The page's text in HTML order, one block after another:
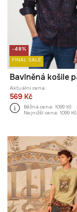
-48%
FINAL SALE
Aktuální cena:
569 Kč
Běžná cena: 1099 Kč
Nejnižší cena: 1099 Kč